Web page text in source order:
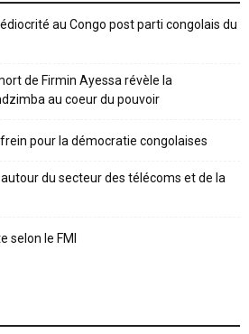
au Congo post parti congolais du
de Firmin Ayessa révèle la
au coeur du pouvoir
pour la démocratie congolaises
du secteur des télécoms et de la
selon le FMI